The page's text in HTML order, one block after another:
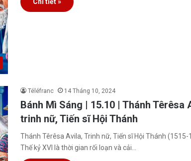
Téléfranc 14 Tháng 10, 2024
Bánh Mì Sáng | 15.10 | Thánh Têrêsa
trinh nữ, Tiến sĩ Hội Thánh
Thánh Têrêsa Avila, Trinh nữ, Tiến sĩ Hội Thánh (1515-
Thế kỷ XVI là thời gian rối loạn và cải…